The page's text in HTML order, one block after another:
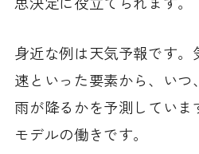
身近な例は天気予報です
速といった要素から、い
雨が降るかを予測してい
モデルの働きです。